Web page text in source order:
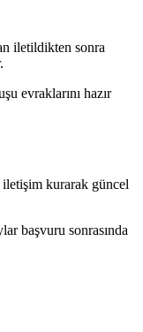
iletildikten sonra
evraklarını hazır
kurarak güncel
başvuru sonrasında